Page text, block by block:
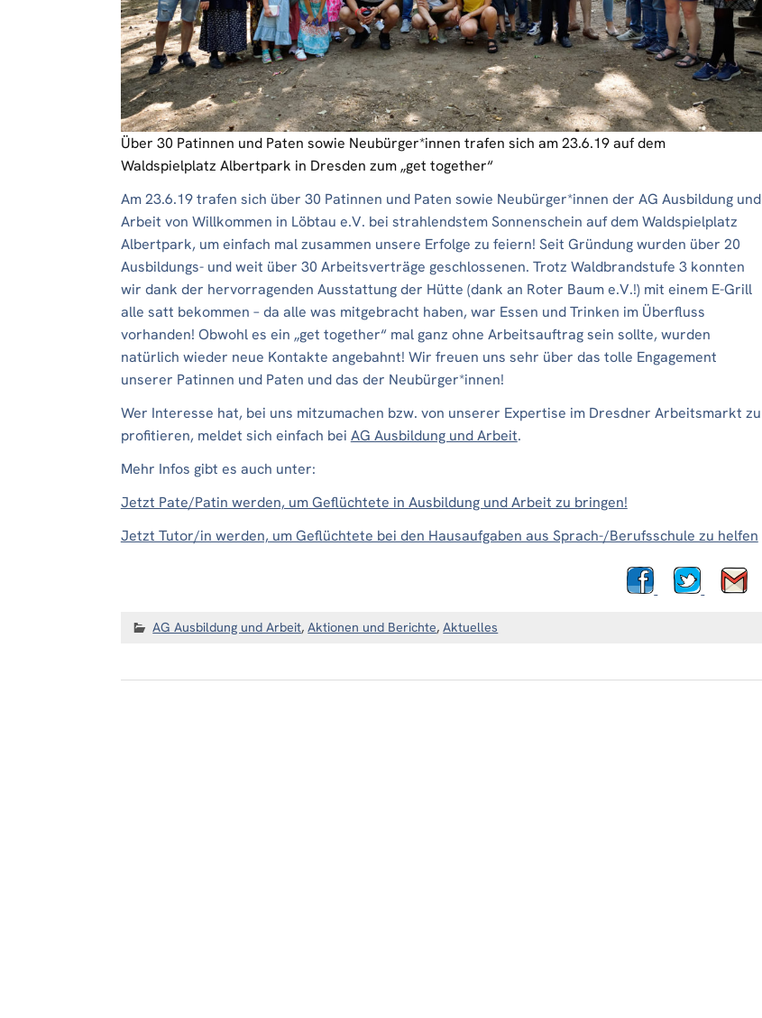
Über 30 Patinnen und Paten sowie Neubürger*innen trafen sich am 23.6.19 auf dem
Waldspielplatz Albertpark in Dresden zum „get together“
Am 23.6.19 trafen sich über 30 Patinnen und Paten sowie Neubürger*innen der AG Ausbildung und
Arbeit von Willkommen in Löbtau e.V. bei strahlendstem Sonnenschein auf dem Waldspielplatz
Albertpark, um einfach mal zusammen unsere Erfolge zu feiern! Seit Gründung wurden über 20
Ausbildungs- und weit über 30 Arbeitsverträge geschlossenen. Trotz Waldbrandstufe 3 konnten
wir dank der hervorragenden Ausstattung der Hütte (dank an Roter Baum e.V.!) mit einem E-Grill
alle satt bekommen – da alle was mitgebracht haben, war Essen und Trinken im Überfluss
vorhanden! Obwohl es ein „get together“ mal ganz ohne Arbeitsauftrag sein sollte, wurden
natürlich wieder neue Kontakte angebahnt! Wir freuen uns sehr über das tolle Engagement
unserer Patinnen und Paten und das der Neubürger*innen!
Wer Interesse hat, bei uns mitzumachen bzw. von unserer Expertise im Dresdner Arbeitsmarkt zu
profitieren, meldet sich einfach bei AG Ausbildung und Arbeit.
Mehr Infos gibt es auch unter:
Jetzt Pate/Patin werden, um Geflüchtete in Ausbildung und Arbeit zu bringen!
Jetzt Tutor/in werden, um Geflüchtete bei den Hausaufgaben aus Sprach-/Berufsschule zu helfen
AG Ausbildung und Arbeit,Aktionen und Berichte,Aktuelles